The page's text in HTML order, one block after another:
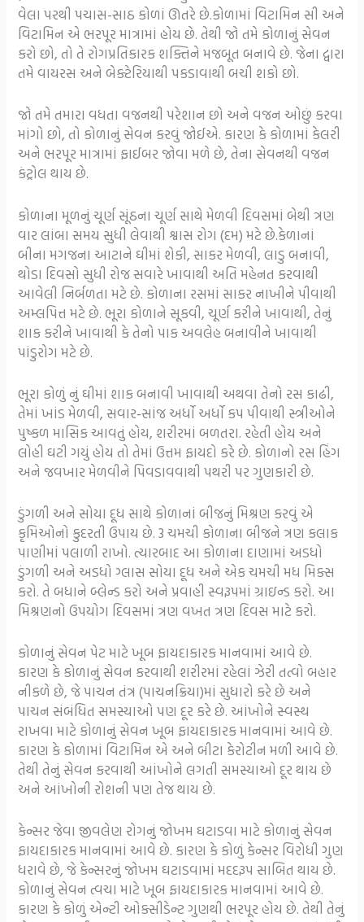
વેલા પરથી પચાસ-સાઠ કોળાં ઊતરે છે.કોળામાં વિટામિન સી અને
વિટામિન એ ભરપૂર માત્રામાં હોય છે. તેથી જો તમે કોળાનું સેવન
કરો છો, તો તે રોગપ્રતિકારક શક્તિને મજબૂત બનાવે છે. જેના દ્વારા
તમે વાયરસ અને બેક્ટેરિયાથી પકડાવાથી બચી શકો છો.
જો તમે તમારા વધતા વજનથી પરેશાન છો અને વજન ઓછું કરવા
માંગો છો, તો કોળાનું સેવન કરવું જોઈએ. કારણ કે કોળામાં કેલરી
અને ભરપૂર માત્રામાં ફાઈબર જોવા મળે છે, તેના સેવનથી વજન
કંટ્રોલ થાય છે.
કોળાના મૂળનું ચૂર્ણ સૂંઠના ચૂર્ણ સાથે મેળવી દિવસમાં બેથી ત્રણ
વાર લાંબા સમય સુધી લેવાથી શ્વાસ રોગ (દમ) મટે છે.કેળાનાં
બીના મગજના આટાને ઘીમાં શેકી, સાકર મેળવી, લાડુ બનાવી,
થોડા દિવસો સુધી રોજ સવારે ખાવાથી અતિ મહેનત કરવાથી
આવેલી નિર્બળતા મટે છે. કોળાના રસમાં સાકર નાખીને પીવાથી
અમ્લપિત્ત મટે છે. ભૂરા કોળાને સૂકવી, ચૂર્ણ કરીને ખાવાથી, તેનું
શાક કરીને ખાવાથી કે તેનો પાક અવલેહ બનાવીને ખાવાથી
પાંડુરોગ મટે છે.
ભૂરા કોળું નું ઘીમાં શાક બનાવી ખાવાથી અથવા તેનો રસ કાઢી,
તેમાં ખાંડ મેળવી, સવાર-સાંજ અર્ધો અર્ધો કપ પીવાથી સ્ત્રીઓને
પુષ્કળ માસિક આવતું હોય, શરીરમાં બળતરા. રહેતી હોય અને
લોહી ઘટી ગયું હોય તો તેમાં ઉત્તમ ફાયદો કરે છે. કોળાનો રસ હિંગ
અને જવખાર મેળવીને પિવડાવવાથી પથરી પર ગુણકારી છે.
ડુંગળી અને સોયા દૂધ સાથે કોળાનાં બીજનું મિશ્રણ કરવું એ
કૃમિઓનો કુદરતી ઉપાય છે. 3 ચમચી કોળાના બીજને ત્રણ કલાક
પાણીમાં પલાળી રાખો. ત્યારબાદ આ કોળાના દાણામાં અડધો
ડુંગળી અને અડધો ગ્લાસ સોયા દૂધ અને એક ચમચી મધ મિક્સ
કરો. તે બધાને બ્લેન્ડ કરો અને પ્રવાહી સ્વરૂપમાં ગ્રાઇન્ડ કરો. આ
મિશ્રણનો ઉપયોગ દિવસમાં ત્રણ વખત ત્રણ દિવસ માટે કરો.
કોળાનું સેવન પેટ માટે ખૂબ ફાયદાકારક માનવામાં આવે છે.
કારણ કે કોળાનું સેવન કરવાથી શરીરમાં રહેલાં ઝેરી તત્વો બહાર
નીકળે છે, જે પાચન તંત્ર (પાચનક્રિયા)માં સુધારો કરે છે અને
પાચન સંબંધિત સમસ્યાઓ પણ દૂર કરે છે.આંખોને સ્વસ્થ
રાખવા માટે કોળાનું સેવન ખૂબ ફાયદાકારક માનવામાં આવે છે.
કારણ કે કોળામાં વિટામિન એ અને બીટા કેરોટીન મળી આવે છે.
તેથી તેનું સેવન કરવાથી આંખોને લગતી સમસ્યાઓ દૂર થાય છે
અને આંખોની રોશની પણ તેજ થાય છે.
કેન્સર જેવા જીવલેણ રોગનું જોખમ ઘટાડવા માટે કોળાનું સેવન
ફાયદાકારક માનવામાં આવે છે. કારણ કે કોળું કેન્સર વિરોધી ગુણ
ધરાવે છે, જે કેન્સરનું જોખમ ઘટાડવામાં મદદરૂપ સાબિત થાય છે.
કોળાનું સેવન ત્વચા માટે ખૂબ ફાયદાકારક માનવામાં આવે છે.
કારણ કે કોળું એન્ટી ઓક્સીડેન્ટ ગુણથી ભરપૂર હોય છે. તેથી તેનું